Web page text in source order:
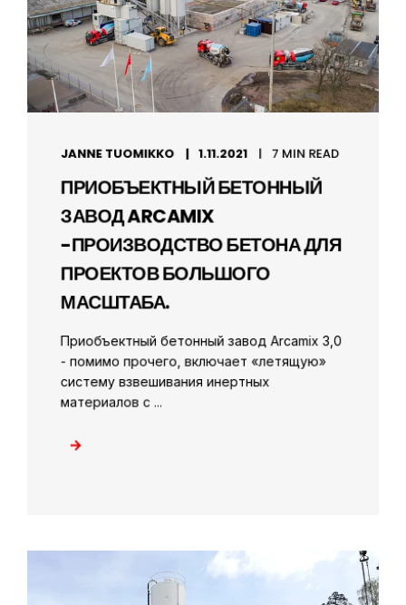
JANNE TUOMIKKO 1.11.2021 7 MIN READ
ПРИОБЪЕКТНЫЙ БЕТОННЫЙ
ЗАВОД ARCAMIX
-ПРОИЗВОДСТВО БЕТОНА ДЛЯ
ПРОЕКТОВ БОЛЬШОГО
МАСШТАБА.
Приобъектный бетонный завод Arcamix 3,0
- помимо прочего, включает «летящую»
систему взвешивания инертных
материалов с ...